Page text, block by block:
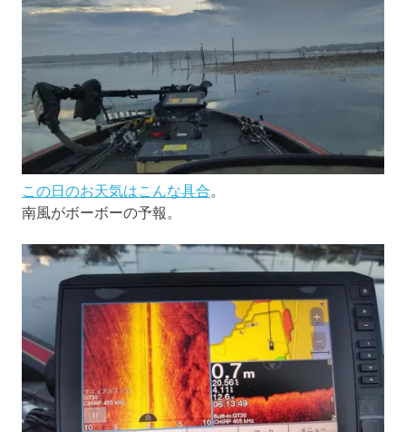
この日のお天気はこんな具合
南風がボーボーの予報。